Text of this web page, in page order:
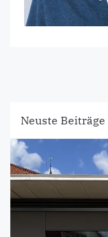
Neuste Beiträge